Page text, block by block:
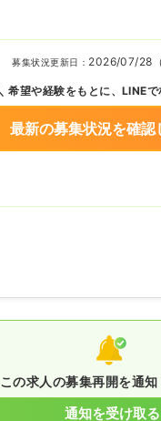
募集状況更新日： 2026/07/28（
希望や経験をもとに、LINEで
最新の募集状況を確認
この求人の募集再開を通知
通知を受け取る